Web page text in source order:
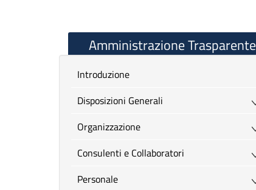
Amministrazione Trasparente
introduzione
Disposizioni Generali
Organizzazione
Consulenti e Collaboratori
Personale